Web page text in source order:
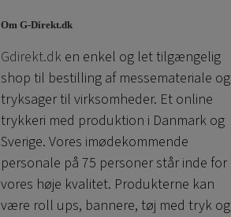
Mulighederne
kan
vælges
på
varesiden
Om G-Direkt.dk
Gdirekt.dken enkel og let tilgængelig
shop til bestilling af messemateriale og
tryksager til virksomheder. Et online
trykkeri med produktion i Danmark og
Sverige. Vores imødekommende
personale på 75 personer står inde for
vores høje kvalitet. Produkterne kan
være roll ups, bannere, tøj med tryk og